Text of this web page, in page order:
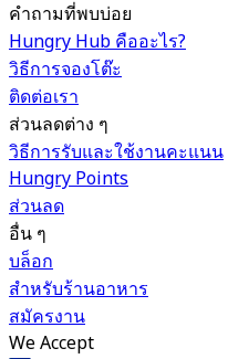
คำถามที่พบบ่อย
Hungry Hub คืออะไร?
วิธีการจองโต๊ะ
ติดต่อเรา
ส่วนลดต่าง ๆ
วิธีการรับและใช้งานคะแนน
Hungry Points
ส่วนลด
อื่น ๆ
บล็อก
สำหรับร้านอาหาร
สมัครงาน
We Accept